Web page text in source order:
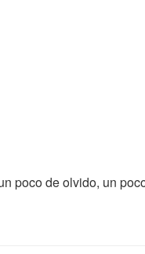
poco de olvido, un